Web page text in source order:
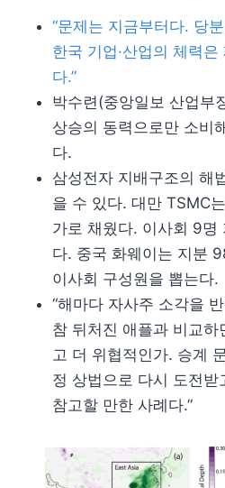
“문제는 지금부터다. 당
한국 기업·산업의 체력
다.”
박수련(중앙일보 산업부
상승의 동력으로만 소비
다.
삼성전자 지배구조의 해
을 수 있다. 대만 TSMC
가로 채웠다. 이사회 9명
다. 중국 화웨이는 지분
이사회 구성원을 뽑는다.
“해마다 자사주 소각을
참 뒤처진 애플과 비교하
고 더 위협적인가. 승계
정 상법으로 다시 도전받
참고할 만한 사례다.”